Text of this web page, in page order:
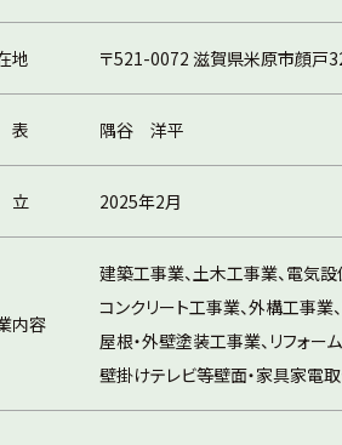
地 〒521-0072 滋賀県米原市顔戸
表 隅谷 洋平
立 2025年2月
内容
建築工事業、土木工事業、電気
コンクリート工事業、外構工事業
屋根・外壁塗装工事業、リフォー
壁掛けテレビ等壁面・家具家電